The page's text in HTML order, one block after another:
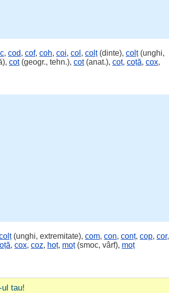
, cod, cof, coh, coi, col , colț(dinte), colț(unghi,
cot(geogr., tehn.), cot(anat.), coț, coță, cox,
(unghi, extremitate), com, con, conț, cop, cor,
, cox, coz, hoț, moț(smoc, vârf), moț
tau!